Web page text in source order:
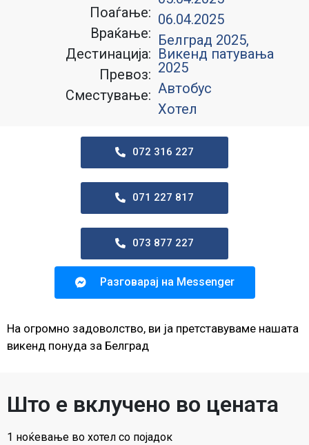
Поаѓање:
Враќање:
Дестинација:
Превоз:
Сместување:
06.04.2025
Белград 2025,
Викенд патувања
2025
Автобус
Хотел
072 316 227
071 227 817
073 877 227
Разговарај на Messenger
На огромно задоволство, ви ја претставуваме нашата
викенд понуда за Белград
Што е вклучено во цената
1 ноќевањe во хотел со појадок